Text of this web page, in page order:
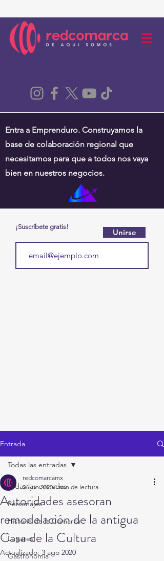
Entra a Emprenduro. Construyamos la
base de colaboración regional que
necesitamos para que a todos nos vaya
bien en nuestros negocios.
¡Suscríbete gratis!
Unirse
Entrada
Todas las entradas
Personajes
Historia de la Comarca
Lugares
Gastronomía
Todas las entradas
Autoridades asesoran
remodelación de la antigua
Casa de la Cultura
redcomarcamx
26 jun 2020 1 min de lectura
Actualizado: 3 ago 2020